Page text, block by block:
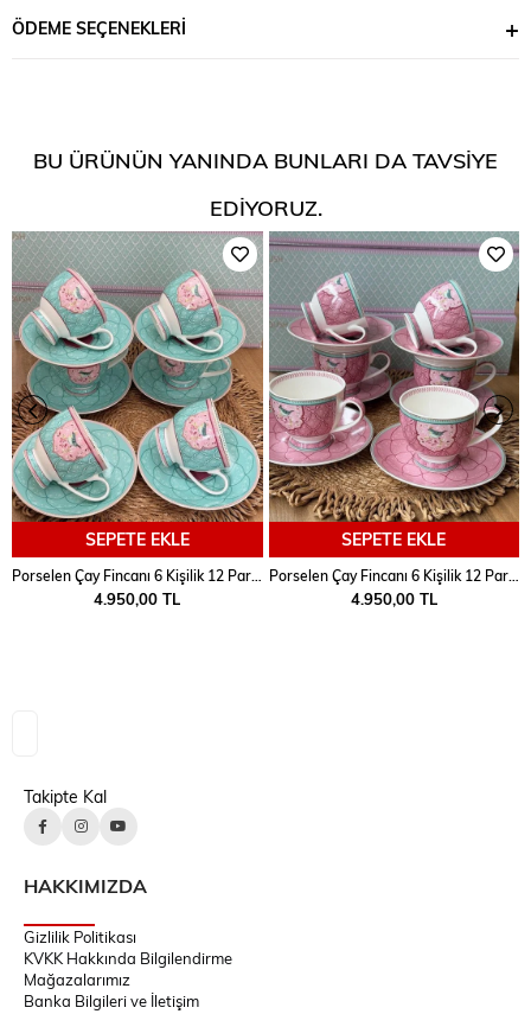
ÖDEME SEÇENEKLERI
BU ÜRÜNÜN YANINDA BUNLARI DA TAVSIYE
EDIYORUZ.
SEPETE EKLE
Porselen Çay Fincanı 6 Kişilik 12 Parça Qush Mavi
4.950,00 TL
SEPETE EKLE
Porselen Çay Fincanı 6 Kişilik 12 Parça Qush Pembe
4.950,00 TL
Takipte Kal
HAKKIMIZDA
Gizlilik Politikası
KVKK Hakkında Bilgilendirme
Mağazalarımız
Banka Bilgileri ve İletişim